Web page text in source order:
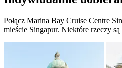
Połącz Marina Bay Cruise Centre
mieście Singapur. Niektóre rzeczy są